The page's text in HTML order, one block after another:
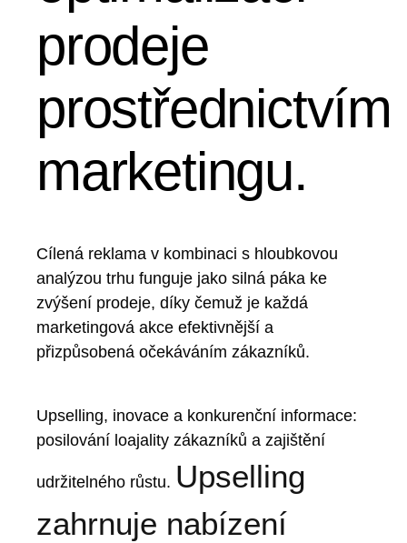
prodeje
prostřednictvím
marketingu.
Cílená reklama v kombinaci s hloubkovou
analýzou trhu funguje jako silná páka ke
zvýšení prodeje, díky čemuž je každá
marketingová akce efektivnější a
přizpůsobená očekáváním zákazníků.
Upselling, inovace a konkurenční informace:
posilování loajality zákazníků a zajištění
udržitelného růstu. Upselling
zahrnuje nabízení